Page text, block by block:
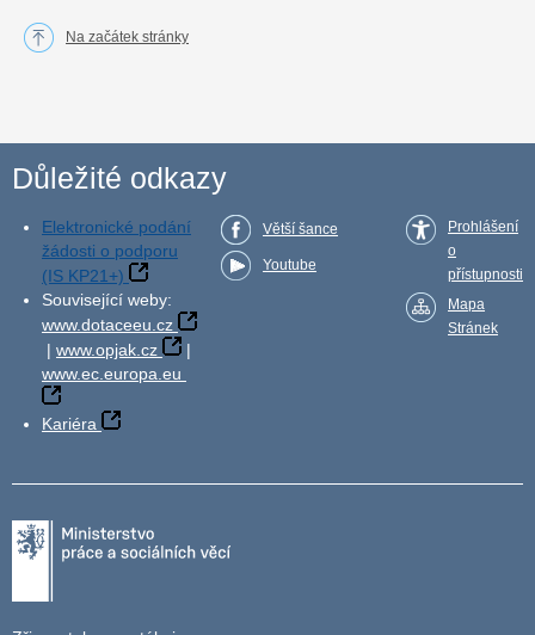
Na začátek stránky
Důležité odkazy
Elektronické podání
žádosti o podporu
(IS KP21+)
Související weby:
www.dotaceeu.cz
| www.opjak.cz
|
www.ec.europa.eu
Kariéra
Větší šance
Youtube
Prohlášení
o
přístupnosti
Mapa
Stránek